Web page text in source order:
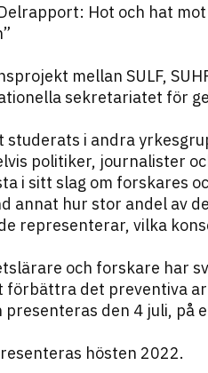
Hot och hat
mellan SULF,
sekretariatet för
i andra
politiker, journalister
i sitt slag om forskares
annat hur stor andel av
representerar, vilka
och forskare har
förbättra det preventiva
den 4 juli, på
hösten 2022.